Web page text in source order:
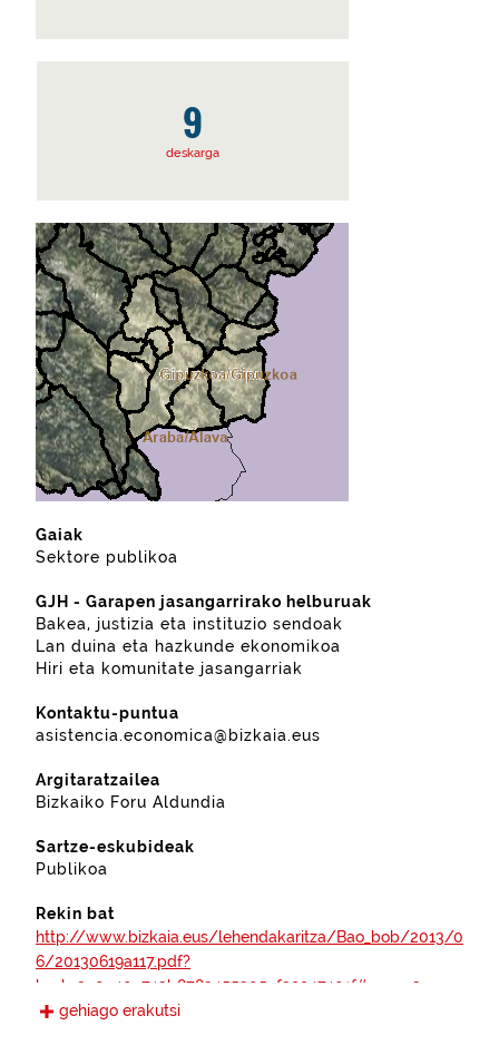
9
deskarga
Gaiak
Sektore publikoa
GJH - Garapen jasangarrirako helburuak
Bakea, justizia eta instituzio sendoak
Lan duina eta hazkunde ekonomikoa
Hiri eta komunitate jasangarriak
Kontaktu-puntua
asistencia.economica@bizkaia.eus
Argitaratzailea
Bizkaiko Foru Aldundia
Sartze-eskubideak
Publikoa
Rekin bat
http://www.bizkaia.eus/lehendakaritza/Bao_bob/2013/0
6/20130619a117.pdf?
hash=2a0e40c743b8783455305ef39947401f#page=3
gehiago erakutsi